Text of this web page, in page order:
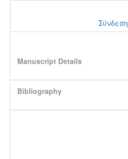
Σύνδεση
Manuscript Details
Bibliography